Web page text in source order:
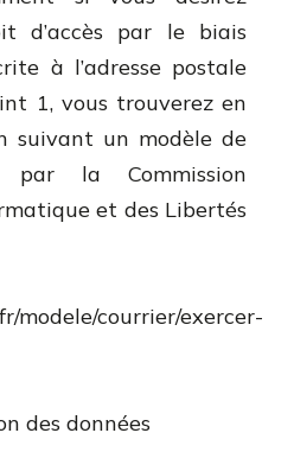
d’accès par le biais
à l’adresse postale
1, vous trouverez en
suivant un modèle de
par la Commission
et des Libertés
modele/courrier/exercer-
des données